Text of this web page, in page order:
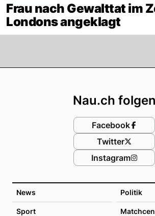
Frau nach Gewalttat im
Londons angeklagt
News Politik
Sport
Nau.ch folgen
Facebook
Twitter
Instagram